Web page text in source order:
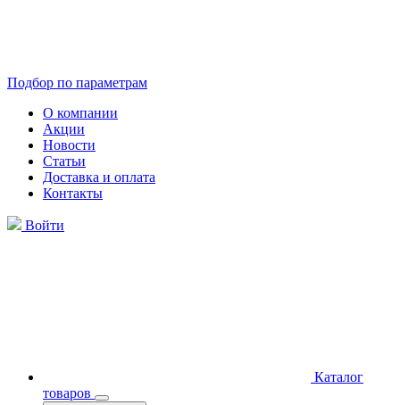
Подбор по параметрам
О компании
Акции
Новости
Статьи
Доставка и оплата
Контакты
Войти
Каталог
товаров